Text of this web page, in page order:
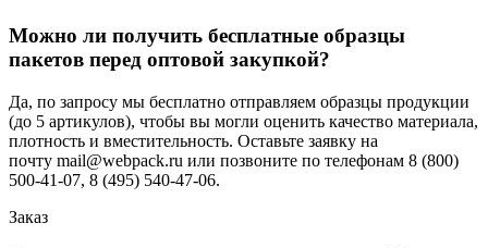
Можно ли получить бесплатные образцы
пакетов перед оптовой закупкой?
Да, по запросу мы бесплатно отправляем образцы продукции
(до 5 артикулов), чтобы вы могли оценить качество материала,
плотность и вместительность. Оставьте заявку на
почту mail@webpack.ru или позвоните по телефонам 8 (800)
500-41-07, 8 (495) 540-47-06.
Заказ